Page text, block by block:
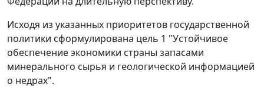
Исходя из указанных приоритетов государственной
политики сформулирована цель 1 "Устойчивое
обеспечение экономики страны запасами
минерального сырья и геологической информацией
о недрах".